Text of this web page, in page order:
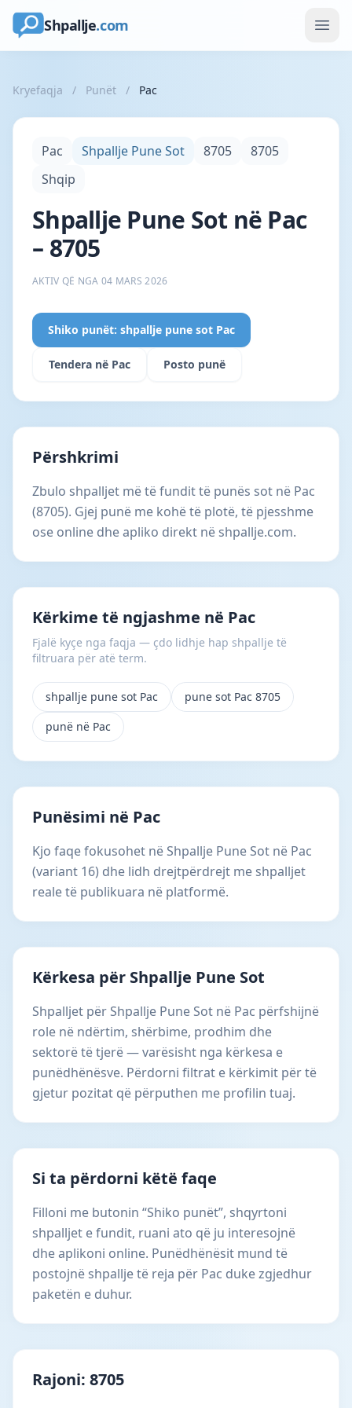
Shpallje.com
Kryefaqja / Punët / Pac
Pac Shpallje Pune Sot 8705
8705
Shqip
Shpallje Pune Sot në Pac
– 8705
AKTIV QË NGA 04 MARS 2026
Shiko punët: shpallje pune sot Pac
Tendera në Pac Posto punë
Përshkrimi
Zbulo shpalljet më të fundit të punës sot në Pac
(8705). Gjej punë me kohë të plotë, të pjesshme
ose online dhe apliko direkt në shpallje.com.
Kërkime të ngjashme në Pac
Fjalë kyçe nga faqja — çdo lidhje hap shpallje të
filtruara për atë term.
shpallje pune sot Pac
pune sot Pac 8705
punë në Pac
Punësimi në Pac
Kjo faqe fokusohet në Shpallje Pune Sot në Pac
(variant 16) dhe lidh drejtpërdrejt me shpalljet
reale të publikuara në platformë.
Kërkesa për Shpallje Pune Sot
Shpalljet për Shpallje Pune Sot në Pac përfshijnë
role në ndërtim, shërbime, prodhim dhe
sektorë të tjerë — varësisht nga kërkesa e
punëdhënësve. Përdorni filtrat e kërkimit për të
gjetur pozitat që përputhen me profilin tuaj.
Si ta përdorni këtë faqe
Filloni me butonin “Shiko punët”, shqyrtoni
shpalljet e fundit, ruani ato që ju interesojnë
dhe aplikoni online. Punëdhënësit mund të
postojnë shpallje të reja për Pac duke zgjedhur
paketën e duhur.
Rajoni: 8705